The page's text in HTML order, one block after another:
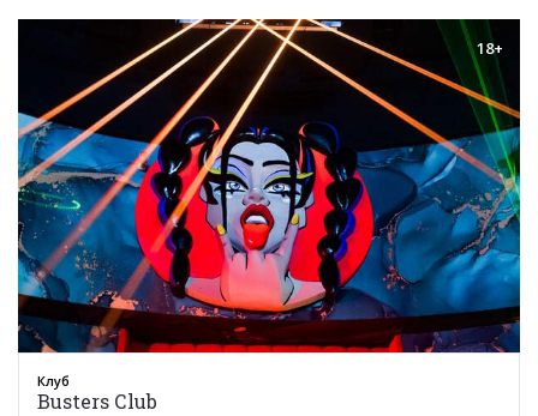
18+
Клуб
Busters Сlub